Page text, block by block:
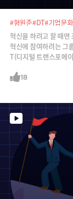
#형원준#DT#기업문화
혁신을 하려고 할 때면
혁신에 참여하려는 그
T(디지털 트랜스포메
두산그룹 CDO를 역임
18